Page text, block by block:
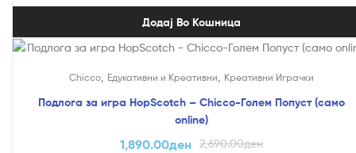
Додај Во Кошница
Chicco, Едукативни и Креативни, Креативни Играчки
Подлога за игра HopScotch – Chicco-Голем Попуст (само
online)
2,690.00ден
1,890.00ден